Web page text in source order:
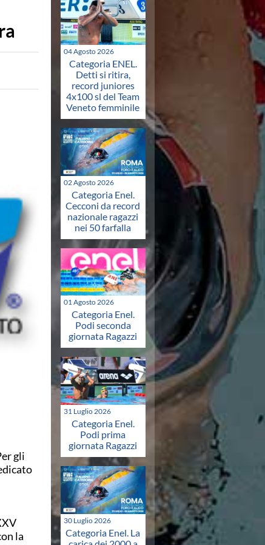
gli
la
04 Agosto 2026
Categoria ENEL.
Detti si ritira,
record juniores
4x100 sl del Team
Veneto femminile
02 Agosto 2026
Categoria Enel.
Cecconi da record
nazionale ragazzi
nei 50 farfalla
01 Agosto 2026
Categoria Enel.
Podi seconda
giornata Ragazzi
31 Luglio 2026
Categoria Enel.
Podi prima
giornata Ragazzi
30 Luglio 2026
Categoria Enel. La